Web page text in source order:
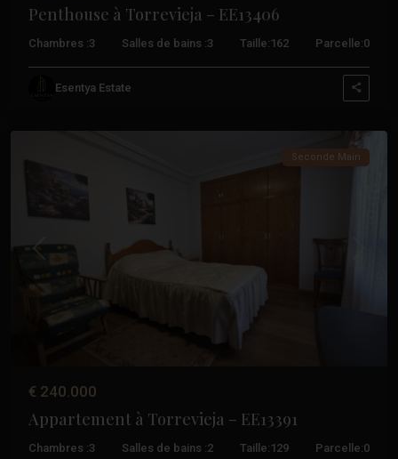
Penthouse à Torrevieja – EE13406
Chambres :3 Salles de bains :3 Taille: 162 Parcelle:0
Esentya Estate
Acequion,
Seconde Main
€ 240.000
Appartement à Torrevieja – EE13391
Chambres :3 Salles de bains :2 Taille: 129 Parcelle:0